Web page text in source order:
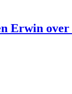
Erwin over